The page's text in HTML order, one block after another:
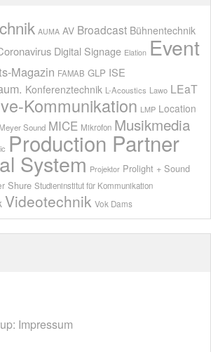
AUMA AV Broadcast Bühnentechnik
Digital Signage Elation Event
Magazin FAMAB GLP ISE
Konferenztechnik L-Acoustics Lawo LEaT
Kommunikation LMP Location
Meyer Sound MICE Mikrofon Musikmedia
Production Partner
System Projektor Prolight + Sound
Shure Studieninstitut für Kommunikation
Videotechnik Vok Dams
Impressum